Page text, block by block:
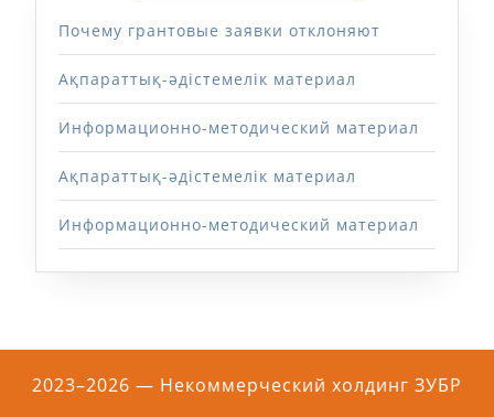
Почему грантовые заявки отклоняют
Ақпараттық-әдістемелік материал
Информационно-методический материал
Ақпараттық-әдістемелік материал
Информационно-методический материал
2023–2026 — Некоммерческий холдинг ЗУБР